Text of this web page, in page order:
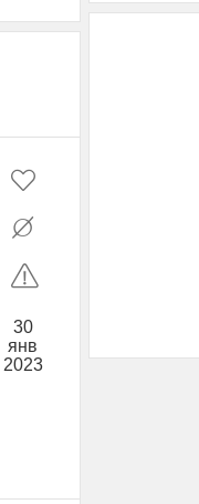
30
янв
2023